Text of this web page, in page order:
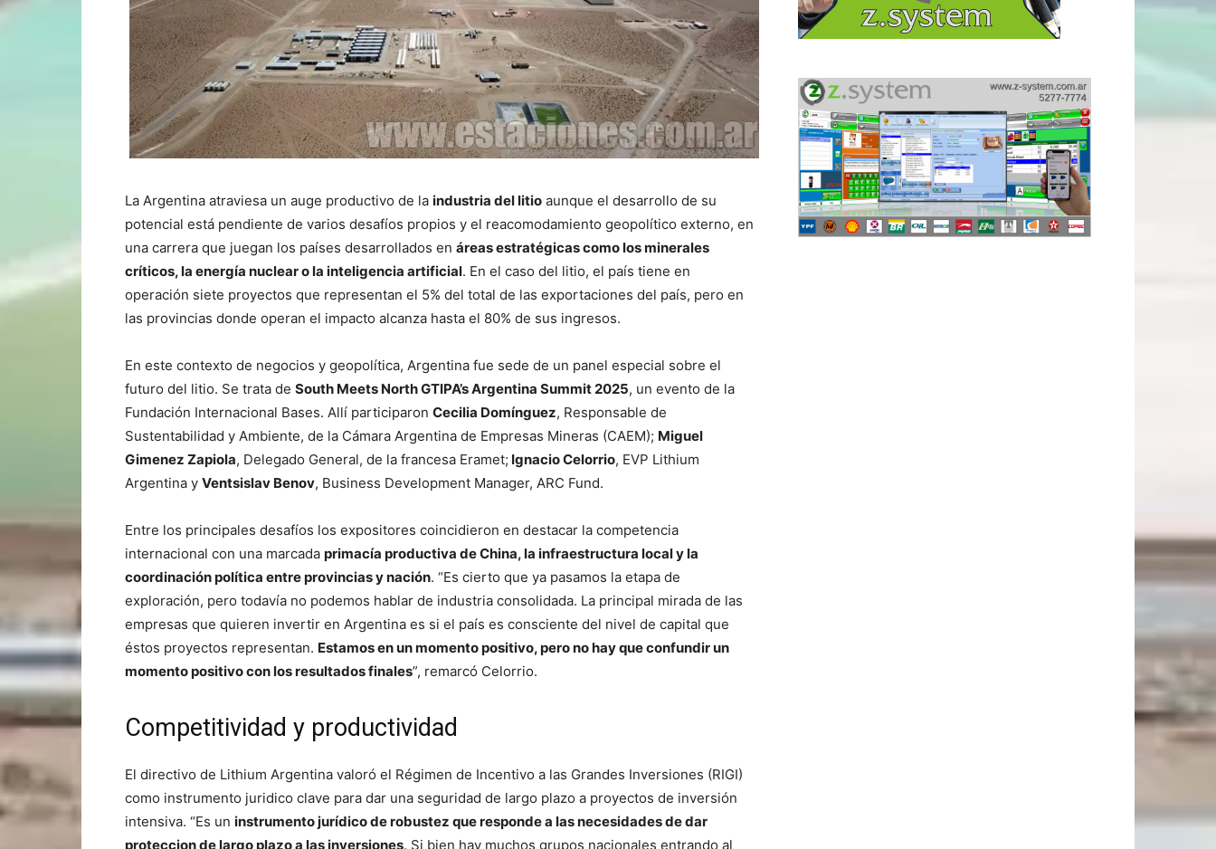
La Argentina atraviesa un auge productivo de la industria del litio aunque el desarrollo de su
potencial está pendiente de varios desafíos propios y el reacomodamiento geopolítico externo, en
una carrera que juegan los países desarrollados en áreas estratégicas como los minerales
críticos, la energía nuclear o la inteligencia artificial. En el caso del litio, el país tiene en
operación siete proyectos que representan el 5% del total de las exportaciones del país, pero en
las provincias donde operan el impacto alcanza hasta el 80% de sus ingresos.
En este contexto de negocios y geopolítica, Argentina fue sede de un panel especial sobre el
futuro del litio. Se trata de South Meets North GTIPA’s Argentina Summit 2025, un evento de la
Fundación Internacional Bases. Allí participaron Cecilia Domínguez, Responsable de
Sustentabilidad y Ambiente, de la Cámara Argentina de Empresas Mineras (CAEM); Miguel
Gimenez Zapiola, Delegado General, de la francesa Eramet; Ignacio Celorrio, EVP Lithium
Argentina y Ventsislav Benov, Business Development Manager, ARC Fund.
Entre los principales desafíos los expositores coincidieron en destacar la competencia
internacional con una marcada primacía productiva de China, la infraestructura local y la
coordinación política entre provincias y nación. “Es cierto que ya pasamos la etapa de
exploración, pero todavía no podemos hablar de industria consolidada. La principal mirada de las
empresas que quieren invertir en Argentina es si el país es consciente del nivel de capital que
éstos proyectos representan. Estamos en un momento positivo, pero no hay que confundir un
momento positivo con los resultados finales”, remarcó Celorrio.
Competitividad y productividad
El directivo de Lithium Argentina valoró el Régimen de Incentivo a las Grandes Inversiones (RIGI)
como instrumento juridico clave para dar una seguridad de largo plazo a proyectos de inversión
intensiva. “Es un instrumento jurídico de robustez que responde a las necesidades de dar
proteccion de largo plazo a las inversiones. Si bien hay muchos grupos nacionales entrando al